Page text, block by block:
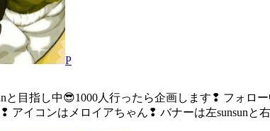
P
と目指し中😎1000人行ったら企画します❢ フォ
アイコンはメロイアちゃん❢ バナーは左sunsunと